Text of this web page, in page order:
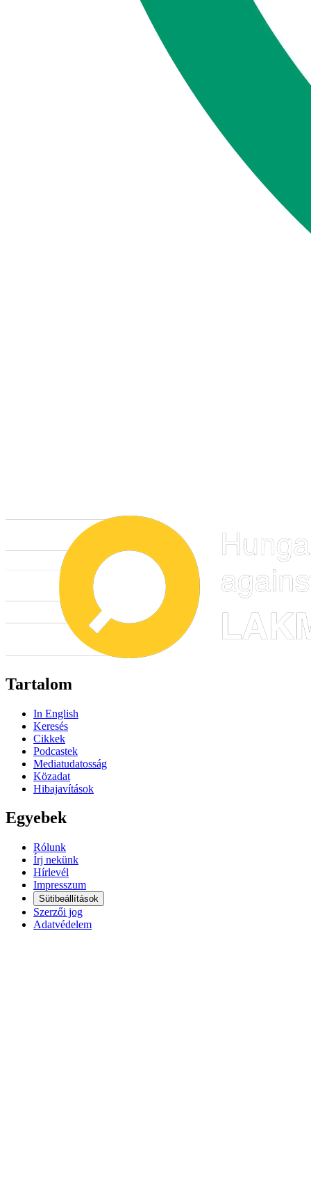
Tartalom
In English
Keresés
Cikkek
Podcastek
Mediatudatosság
Közadat
Hibajavítások
Egyebek
Rólunk
Írj nekünk
Hírlevél
Impresszum
Sütibeállítások
Szerzői jog
Adatvédelem